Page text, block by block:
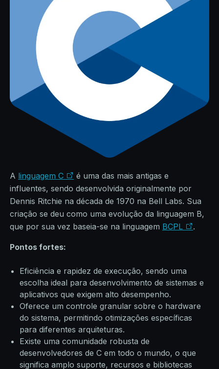
A linguagem C
é uma das mais antigas e
influentes, sendo desenvolvida originalmente por
Dennis Ritchie na década de 1970 na Bell Labs. Sua
criação se deu como uma evolução da linguagem B,
que por sua vez baseia-se na linguagem BCPL .
Pontos fortes:
Eficiência e rapidez de execução, sendo uma
escolha ideal para desenvolvimento de sistemas e
aplicativos que exigem alto desempenho.
Oferece um controle granular sobre o hardware
do sistema, permitindo otimizações específicas
para diferentes arquiteturas.
Existe uma comunidade robusta de
desenvolvedores de C em todo o mundo, o que
significa amplo suporte, recursos e bibliotecas